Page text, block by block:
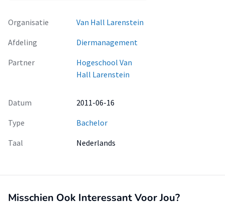
Organisatie
Van Hall Larenstein
Afdeling
Diermanagement
Partner
Hogeschool Van
Hall Larenstein
Datum
2011-06-16
Type
Bachelor
Taal
Nederlands
Misschien Ook Interessant Voor Jou?